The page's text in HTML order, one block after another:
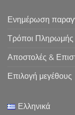
Ενημέρωση
Τρόποι Πληρωμής
Αποστολές &
Επιλογή μεγέθους
Ελληνικά